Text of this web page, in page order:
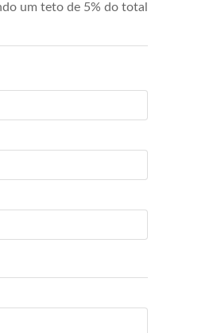
um teto de 5% do total